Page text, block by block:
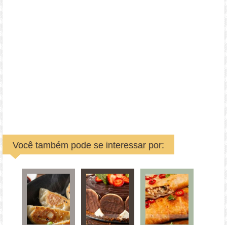
Você também pode se interessar por: